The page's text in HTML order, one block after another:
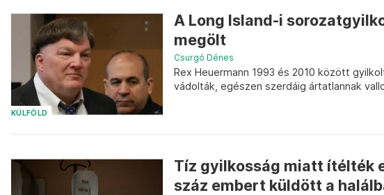
KÜLFÖLD
A Long Island-i
megölt
Csurgó Dénes
Rex Heuermann 1993 és 2010 között
vádolták, egészen szerdáig ártatlannak
Tíz gyilkosság miatt ítélték
száz embert küldött a